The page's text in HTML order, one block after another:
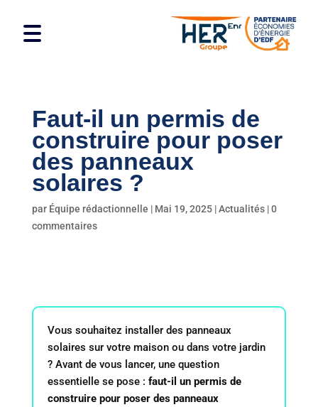
Faut-il un permis de
construire pour poser
des panneaux
solaires ?
par Équipe rédactionnelle | Mai 19, 2025|Actualités|0
commentaires
Vous souhaitez installer des panneaux
solaires sur votre maison ou dans votre jardin
? Avant de vous lancer, une question
essentielle se pose : faut-il un permis de
construire pour poser des panneaux